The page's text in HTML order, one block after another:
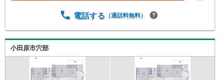
イスをさせて頂きますので、お気軽にご相談ください。
電話する （通話料無料）
小田原市穴部